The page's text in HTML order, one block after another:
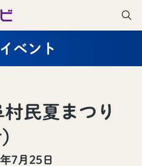
イベント
民夏まつり
7月25日